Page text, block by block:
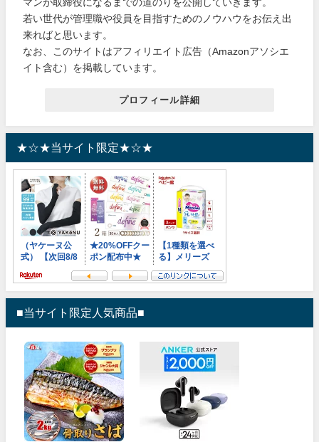
マンが取締役になるまでの道のりを公開していきます。
若い世代が管理職や役員を目指すためのノウハウをお伝え出
来ればと思います。
なお、このサイトはアフィリエイト広告（Amazonアソシエ
イト含む）を掲載しています。
プロフィール詳細
★☆★当サイト限定★☆★
■当サイト限定人気商品■